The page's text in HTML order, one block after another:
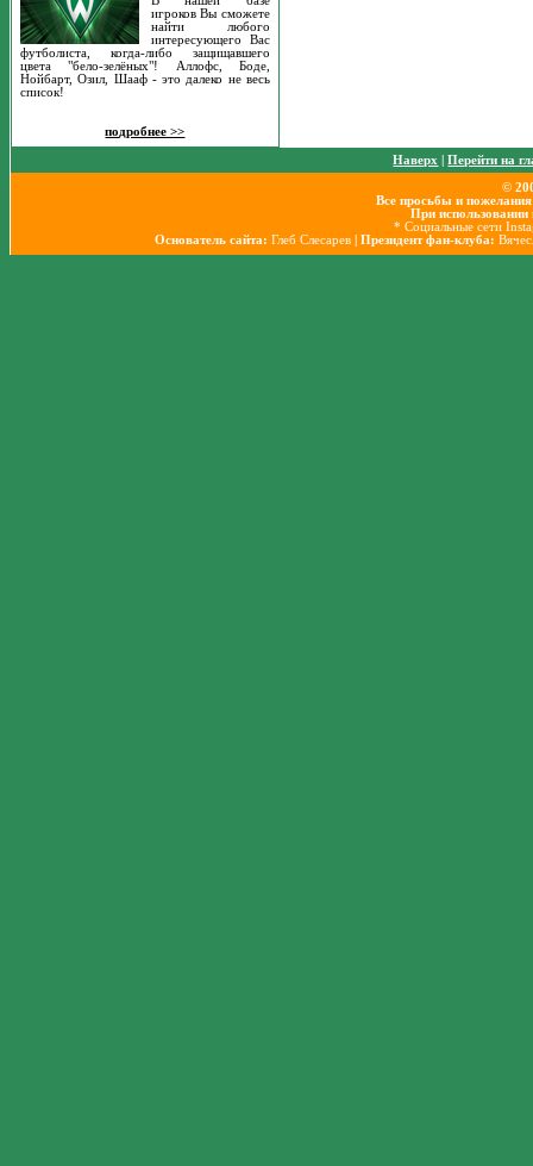
игроков Вы сможете
найти любого
интересующего Вас
футболиста, когда-либо защищавшего
цвета "бело-зелёных"! Аллофс, Боде,
Нойбарт, Озил, Шааф - это далеко не весь
список!
подробнее >>
Наверх |Перейти на
©
Все просьбы и
При использовании
* Социальные сети
Основатель сайта: Глеб Слесарев | Президент фан-клуба: